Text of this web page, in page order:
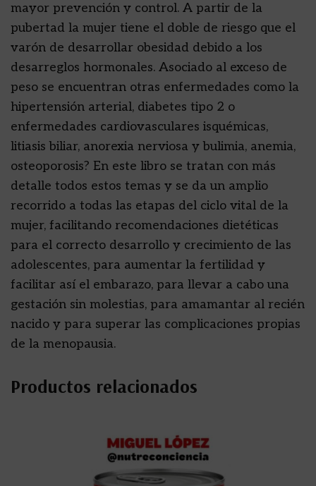
mayor prevención y control. A partir de la
pubertad la mujer tiene el doble de riesgo que el
varón de desarrollar obesidad debido a los
desarreglos hormonales. Asociado al exceso de
peso se encuentran otras enfermedades como la
hipertensión arterial, diabetes tipo 2 o
enfermedades cardiovasculares isquémicas,
litiasis biliar, anorexia nerviosa y bulimia, anemia,
osteoporosis? En este libro se tratan con más
detalle todos estos temas y se da un amplio
recorrido a todas las etapas del ciclo vital de la
mujer, facilitando recomendaciones dietéticas
para el correcto desarrollo y crecimiento de las
adolescentes, para aumentar la fertilidad y
facilitar así el embarazo, para llevar a cabo una
gestación sin molestias, para amamantar al recién
nacido y para superar las complicaciones propias
de la menopausia.
Productos relacionados